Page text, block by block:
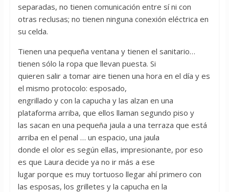
separadas, no tienen comunicación entre sí ni con
otras reclusas; no tienen ninguna conexión eléctrica en
su celda.
Tienen una pequeña ventana y tienen el sanitario…
tienen sólo la ropa que llevan puesta. Si
quieren salir a tomar aire tienen una hora en el día y es
el mismo protocolo: esposado,
engrillado y con la capucha y las alzan en una
plataforma arriba, que ellos llaman segundo piso y
las sacan en una pequeña jaula a una terraza que está
arriba en el penal … un espacio, una jaula
donde el olor es según ellas, impresionante, por eso
es que Laura decide ya no ir más a ese
lugar porque es muy tortuoso llegar ahí primero con
las esposas, los grilletes y la capucha en la